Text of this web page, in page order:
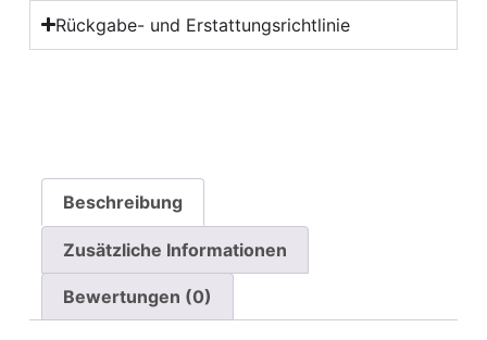
Rückgabe- und Erstattungsrichtlinie
Beschreibung
Zusätzliche Informationen
Bewertungen (0)